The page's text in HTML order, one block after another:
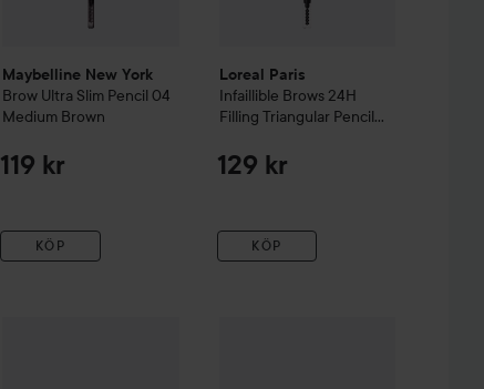
Maybelline New York
Brow Ultra Slim Pencil 04
Medium Brown
119 kr
KÖP
Loreal Paris
Infaillible Brows 24H
Filling Triangular Pencil
129 kr
KÖP